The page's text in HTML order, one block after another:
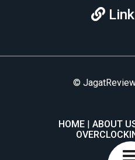
©
HOME ABOUT